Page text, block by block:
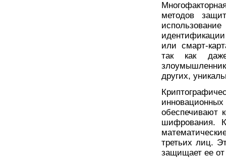
методов
или смарт-
так как
других,
обеспечивают
шифрования.
третьих лиц.
защищает ее от